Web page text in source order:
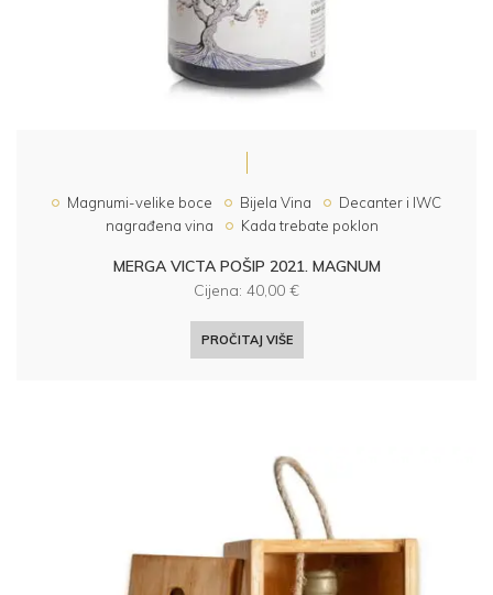
Magnumi-velike boce Bijela Vina
Decanter i IWC
nagrađena vina
Kada trebate poklon
MERGA VICTA POŠIP 2021. MAGNUM
Cijena: 40,00 €
PROČITAJ VIŠE